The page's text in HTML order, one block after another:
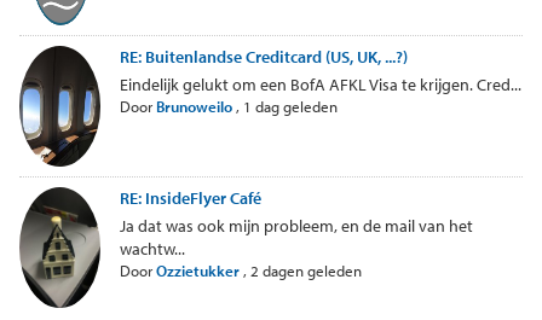
RE: Buitenlandse Creditcard (US, UK, ...?)
Eindelijk gelukt om een BofA AFKL Visa te krijgen. Cred...
Door Brunoweilo, 1 dag geleden
RE: InsideFlyer Café
Ja dat was ook mijn probleem, en de mail van het
wachtw...
DoorOzzietukker,2 dagen geleden